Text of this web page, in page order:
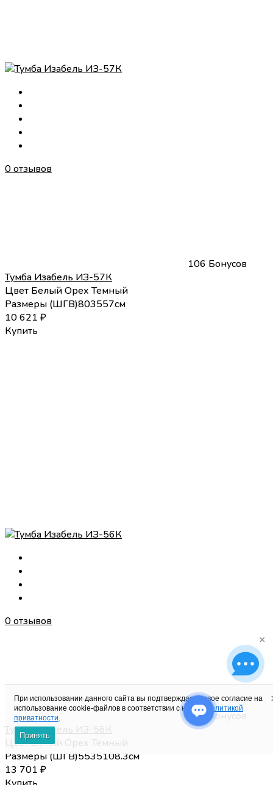
0 отзывов
106 Бонусов
Тумба Изабель ИЗ-57К
Цвет БелыйОрех Темный
Размеры (ШГВ)803557см
10 621 ₽
Купить
0 отзывов
137 Бонусов
Тумба Изабель ИЗ-56К
ЦветБелый Орех Темный
Размеры (ШГВ)5535108.3см
13 701 ₽
При использовании данного сайта вы подтверждаете свое согласие на
использование cookie-файлов в соответствии с нашей политикой
приватности.
Принять
×